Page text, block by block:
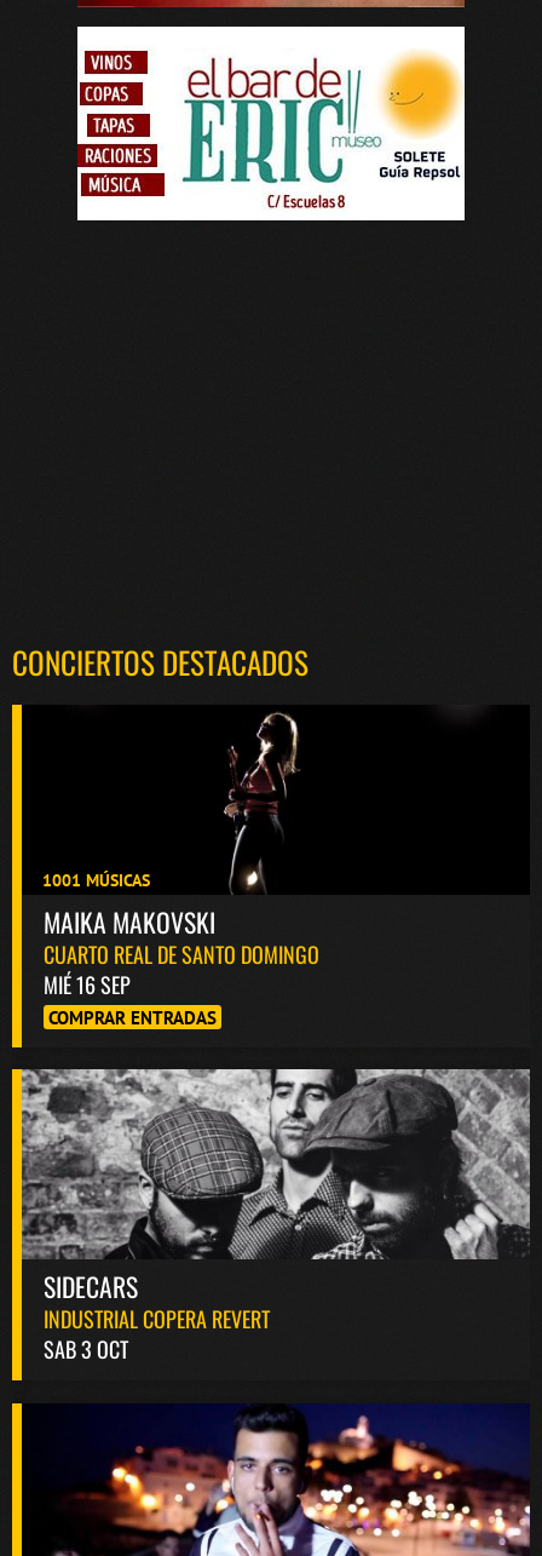
CONCIERTOS DESTACADOS
1001 MÚSICAS
MAIKA MAKOVSKI
CUARTO REAL DE SANTO DOMINGO
MIÉ 16 SEP
COMPRAR ENTRADAS
SIDECARS
INDUSTRIAL COPERA REVERT
SAB 3 OCT